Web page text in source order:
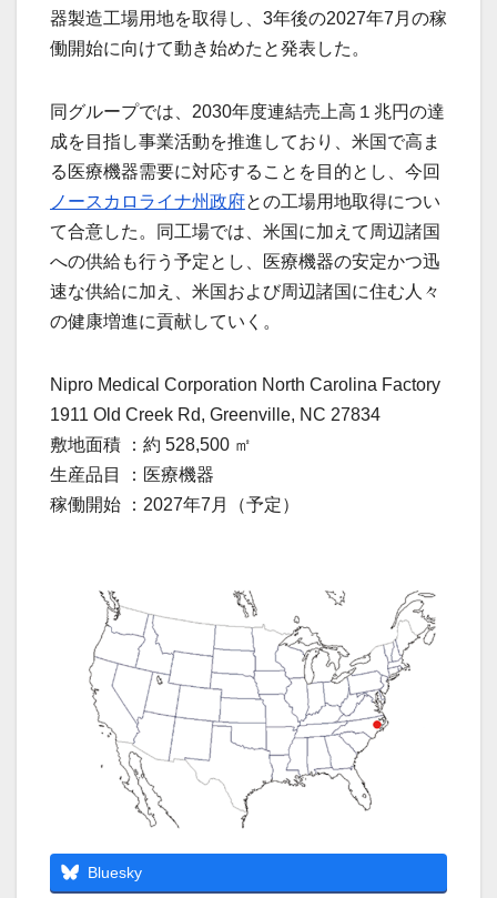
器製造工場用地を取得し、3年後の2027年7月の稼
働開始に向けて動き始めたと発表した。
同グループでは、2030年度連結売上高１兆円の達
成を目指し事業活動を推進しており、米国で高ま
る医療機器需要に対応することを目的とし、今回
ノースカロライナ州政府との工場用地取得につい
て合意した。同工場では、米国に加えて周辺諸国
への供給も行う予定とし、医療機器の安定かつ迅
速な供給に加え、米国および周辺諸国に住む人々
の健康増進に貢献していく。
Nipro Medical Corporation North Carolina Factory
1911 Old Creek Rd, Greenville, NC 27834
敷地面積 ：約 528,500 ㎡
生産品目 ：医療機器
稼働開始 ：2027年7月（予定）
Bluesky